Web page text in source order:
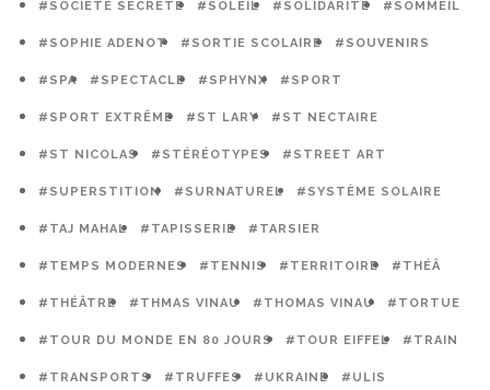
#SOCIÉTÉ SECRÈTE #SOLEIL #SOLIDARITÉ #SOMMEIL
#SOPHIE ADENOT #SORTIE SCOLAIRE #SOUVENIRS
#SPA #SPECTACLE #SPHYNX #SPORT
#SPORT EXTRÊME #ST LARY #ST NECTAIRE
#ST NICOLAS #STÉRÉOTYPES #STREET ART
#SUPERSTITION #SURNATUREL #SYSTÈME SOLAIRE
#TAJ MAHAL #TAPISSERIE #TARSIER
#TEMPS MODERNES #TENNIS #TERRITOIRE #THÉÂ
#THÉÂTRE #THMAS VINAU #THOMAS VINAU #TORTUE
#TOUR DU MONDE EN 80 JOURS #TOUR EIFFEL #TRAIN
#TRANSPORTS #TRUFFES #UKRAINE #ULIS